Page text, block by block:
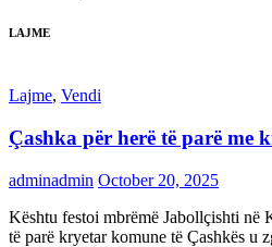
LAJME
Lajme, Vendi
Çashka për herë të parë me
adminadmin October 20, 2025
Kështu festoi mbrëmë Jabollçishti në
të parë kryetar komune të Çashkës